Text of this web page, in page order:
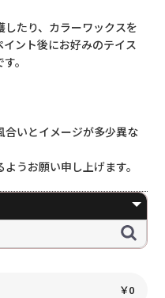
￥0
たり、カラーワックスを
ント後にお好みのテイス
。
いとイメージが多少異な
うお願い申し上げます。